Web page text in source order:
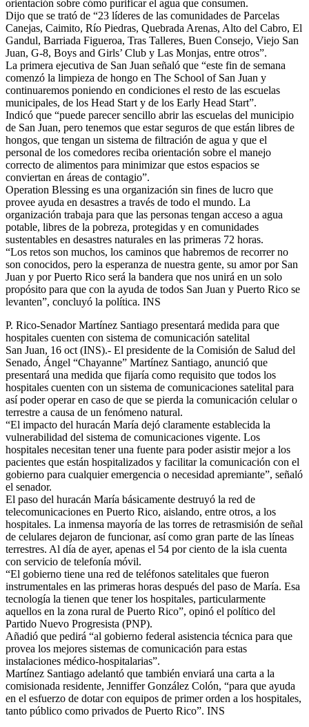
orientación sobre cómo purificar el agua que consumen.
Dijo que se trató de “23 líderes de las comunidades de Parcelas
Canejas, Caimito, Río Piedras, Quebrada Arenas, Alto del Cabro, El
Gandul, Barriada Figueroa, Tras Talleres, Buen Consejo, Viejo San
Juan, G-8, Boys and Girls’ Club y Las Monjas, entre otros”.
La primera ejecutiva de San Juan señaló que “este fin de semana
comenzó la limpieza de hongo en The School of San Juan y
continuaremos poniendo en condiciones el resto de las escuelas
municipales, de los Head Start y de los Early Head Start”.
Indicó que “puede parecer sencillo abrir las escuelas del municipio
de San Juan, pero tenemos que estar seguros de que están libres de
hongos, que tengan un sistema de filtración de agua y que el
personal de los comedores reciba orientación sobre el manejo
correcto de alimentos para minimizar que estos espacios se
conviertan en áreas de contagio”.
Operation Blessing es una organización sin fines de lucro que
provee ayuda en desastres a través de todo el mundo. La
organización trabaja para que las personas tengan acceso a agua
potable, libres de la pobreza, protegidas y en comunidades
sustentables en desastres naturales en las primeras 72 horas.
“Los retos son muchos, los caminos que habremos de recorrer no
son conocidos, pero la esperanza de nuestra gente, su amor por San
Juan y por Puerto Rico será la bandera que nos unirá en un solo
propósito para que con la ayuda de todos San Juan y Puerto Rico se
levanten”, concluyó la política. INS
P. Rico-Senador Martínez Santiago presentará medida para que
hospitales cuenten con sistema de comunicación satelital
San Juan, 16 oct (INS).- El presidente de la Comisión de Salud del
Senado, Ángel “Chayanne” Martínez Santiago, anunció que
presentará una medida que fijaría como requisito que todos los
hospitales cuenten con un sistema de comunicaciones satelital para
así poder operar en caso de que se pierda la comunicación celular o
terrestre a causa de un fenómeno natural.
“El impacto del huracán María dejó claramente establecida la
vulnerabilidad del sistema de comunicaciones vigente. Los
hospitales necesitan tener una fuente para poder asistir mejor a los
pacientes que están hospitalizados y facilitar la comunicación con el
gobierno para cualquier emergencia o necesidad apremiante”, señaló
el senador.
El paso del huracán María básicamente destruyó la red de
telecomunicaciones en Puerto Rico, aislando, entre otros, a los
hospitales. La inmensa mayoría de las torres de retrasmisión de señal
de celulares dejaron de funcionar, así como gran parte de las líneas
terrestres. Al día de ayer, apenas el 54 por ciento de la isla cuenta
con servicio de telefonía móvil.
“El gobierno tiene una red de teléfonos satelitales que fueron
instrumentales en las primeras horas después del paso de María. Esa
tecnología la tienen que tener los hospitales, particularmente
aquellos en la zona rural de Puerto Rico”, opinó el político del
Partido Nuevo Progresista (PNP).
Añadió que pedirá “al gobierno federal asistencia técnica para que
provea los mejores sistemas de comunicación para estas
instalaciones médico-hospitalarias”.
Martínez Santiago adelantó que también enviará una carta a la
comisionada residente, Jenniffer González Colón, “para que ayuda
en el esfuerzo de dotar con equipos de primer orden a los hospitales,
tanto público como privados de Puerto Rico”. INS